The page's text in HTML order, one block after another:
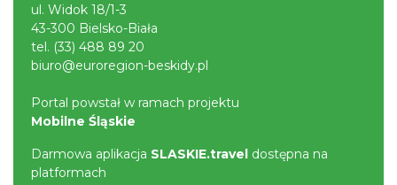
ul. Widok 18/1-3
43-300 Bielsko-Biała
tel. (33) 488 89 20
biuro@euroregion-beskidy.pl
Portal powstał w ramach projektu
Mobilne Śląskie
Darmowa aplikacja SLASKIE.travel dostępna na
platformach